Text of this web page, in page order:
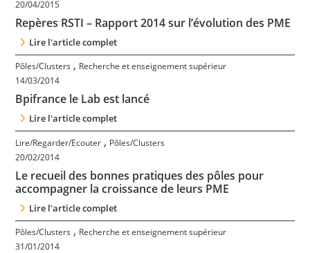
Nous suivre
20/04/2015
Repères RSTI – Rapport 2014 sur l’évolution des PME
Lire l'article complet
Pôles/Clusters , Recherche et enseignement supérieur
14/03/2014
Bpifrance le Lab est lancé
Lire l'article complet
Lire/Regarder/Ecouter , Pôles/Clusters
20/02/2014
Le recueil des bonnes pratiques des pôles pour
accompagner la croissance de leurs PME
Lire l'article complet
Pôles/Clusters , Recherche et enseignement supérieur
31/01/2014